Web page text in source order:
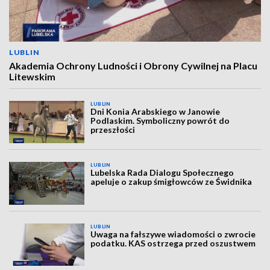
LUBLIN
Akademia Ochrony Ludności i Obrony Cywilnej na Placu
Litewskim
LUBLIN
Dni Konia Arabskiego w Janowie
Podlaskim. Symboliczny powrót do
przeszłości
LUBLIN
Lubelska Rada Dialogu Społecznego
apeluje o zakup śmigłowców ze Świdnika
LUBLIN
Uwaga na fałszywe wiadomości o zwrocie
podatku. KAS ostrzega przed oszustwem